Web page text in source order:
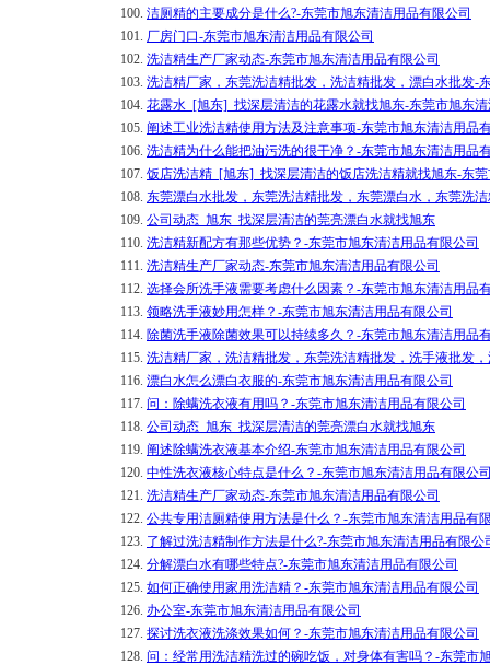
100. 洁厕精的主要成分是什么?-东莞市旭东清洁用品有限公司
101. 厂房门口-东莞市旭东清洁用品有限公司
102. 洗洁精生产厂家动态-东莞市旭东清洁用品有限公司
103. 洗洁精厂家，东莞洗洁精批发，洗洁精批发，漂白水批发-
104. 花露水_[旭东]_找深层清洁的花露水就找旭东-东莞市旭东
105. 阐述工业洗洁精使用方法及注意事项-东莞市旭东清洁用品
106. 洗洁精为什么能把油污洗的很干净？-东莞市旭东清洁用品
107. 饭店洗洁精_[旭东]_找深层清洁的饭店洗洁精就找旭东-东
108. 东莞漂白水批发，东莞洗洁精批发，东莞漂白水，东莞洗
109. 公司动态_旭东_找深层清洁的莞亮漂白水就找旭东
110. 洗洁精新配方有那些优势？-东莞市旭东清洁用品有限公司
111. 洗洁精生产厂家动态-东莞市旭东清洁用品有限公司
112. 选择会所洗手液需要考虑什么因素？-东莞市旭东清洁用品
113. 领略洗手液妙用怎样？-东莞市旭东清洁用品有限公司
114. 除菌洗手液除菌效果可以持续多久？-东莞市旭东清洁用品
115. 洗洁精厂家，洗洁精批发，东莞洗洁精批发，洗手液批发
116. 漂白水怎么漂白衣服的-东莞市旭东清洁用品有限公司
117. 问：除螨洗衣液有用吗？-东莞市旭东清洁用品有限公司
118. 公司动态_旭东_找深层清洁的莞亮漂白水就找旭东
119. 阐述除螨洗衣液基本介绍-东莞市旭东清洁用品有限公司
120. 中性洗衣液核心特点是什么？-东莞市旭东清洁用品有限公
121. 洗洁精生产厂家动态-东莞市旭东清洁用品有限公司
122. 公共专用洁厕精使用方法是什么？-东莞市旭东清洁用品有
123. 了解过洗洁精制作方法是什么?-东莞市旭东清洁用品有限公
124. 分解漂白水有哪些特点?-东莞市旭东清洁用品有限公司
125. 如何正确使用家用洗洁精？-东莞市旭东清洁用品有限公司
126. 办公室-东莞市旭东清洁用品有限公司
127. 探讨洗衣液洗涤效果如何？-东莞市旭东清洁用品有限公司
128. 问：经常用洗洁精洗过的碗吃饭，对身体有害吗？-东莞市